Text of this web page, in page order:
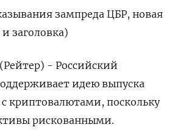
зампреда ЦБР, новая
заголовка)
- Российский
идею выпуска
криптовалютами, поскольку
рискованными.